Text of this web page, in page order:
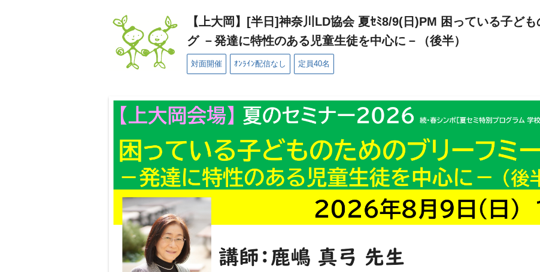
【上大岡】[半日]神奈川LD協会 夏ｾﾐ8/9(日)PM 困っている子ど
グ －発達に特性のある児童生徒を中心に－（後半）
対面開催 ｵﾝﾗｲﾝ配信なし 定員40名